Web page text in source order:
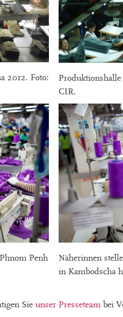
2012. Foto:
CIR.
Penh
Näherinnen
in Kambodscha
Sie unser Presseteambei